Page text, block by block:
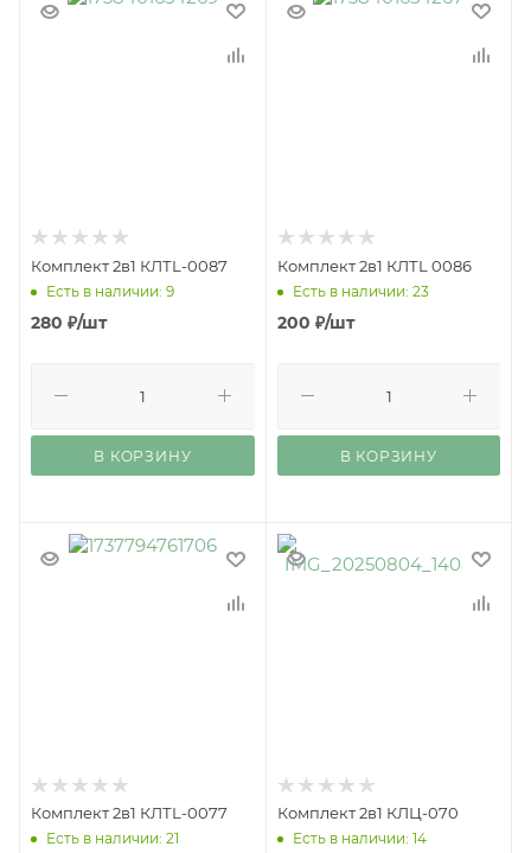
Комплект 2в1 КЛТL-0087
Есть в наличии: 9
280 ₽/шт
В КОРЗИНУ
Комплект 2в1 КЛТL 0086
Есть в наличии: 23
200 ₽/шт
В КОРЗИНУ
Комплект 2в1 КЛТL-0077
Есть в наличии: 21
Комплект 2в1 КЛЦ-070
Есть в наличии: 14